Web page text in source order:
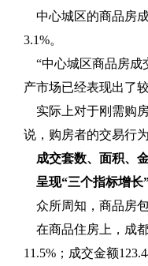
中心城区的商品房
3.1%。
“中心城区商品房
产市场已经表现出了
实际上对于刚需购
说，购房者的交易行
成交套数、面积、
呈现“三个指标增长
众所周知，商品房
在商品住房上，成
11.5% ；成交金额